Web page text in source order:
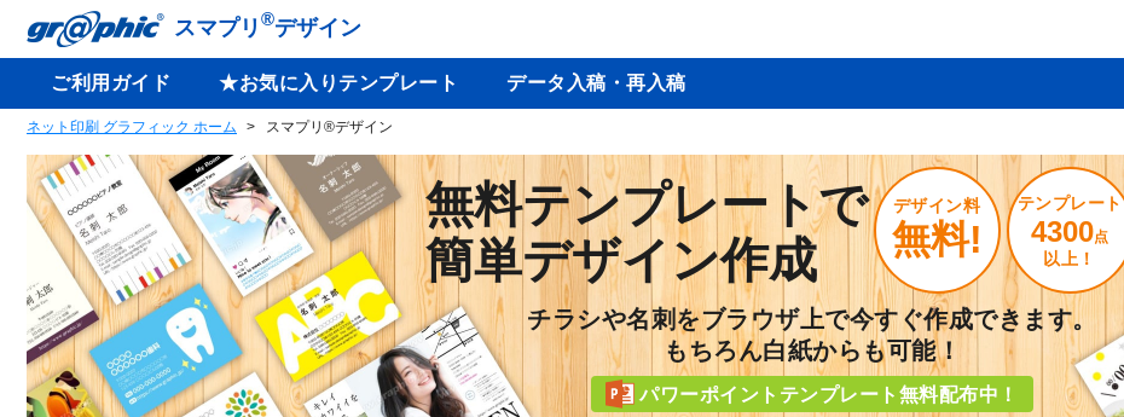
スマプリ ®デザイン
ご利用ガイド ★お気に入りテンプレート データ入稿・再入稿
ネット印刷 グラフィック ホーム スマプリ®デザイン
無料テンプレートで
簡単デザイン作成
デザイン料
無料!
テンプレート
4300点
以上！
チラシや名刺をブラウザ上で今すぐ作成できます。
もちろん白紙からも可能！
パワーポイントテンプレート無料配布中！